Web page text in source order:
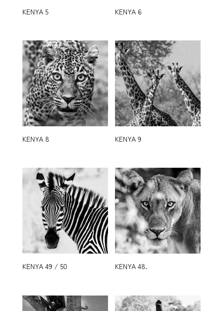
KENYA 5 KENYA 6
KENYA 8 KENYA 9
KENYA 49 / 50 KENYA 48.